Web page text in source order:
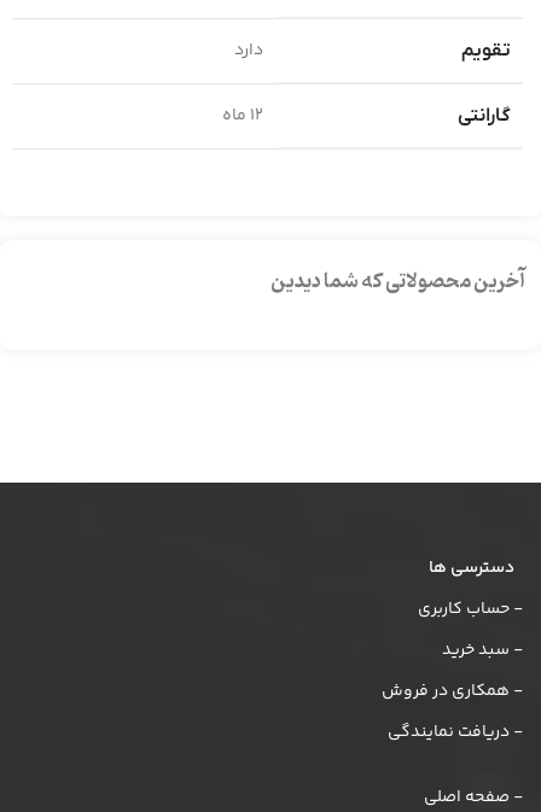
تقویم دارد
گارانتی 12 ماه
آخرین محصولاتی که شما دیدین
دسترسی ها
- حساب کاربری
- سبد خرید
- همکاری در فروش
- دریافت نمایندگی
- صفحه اصلی